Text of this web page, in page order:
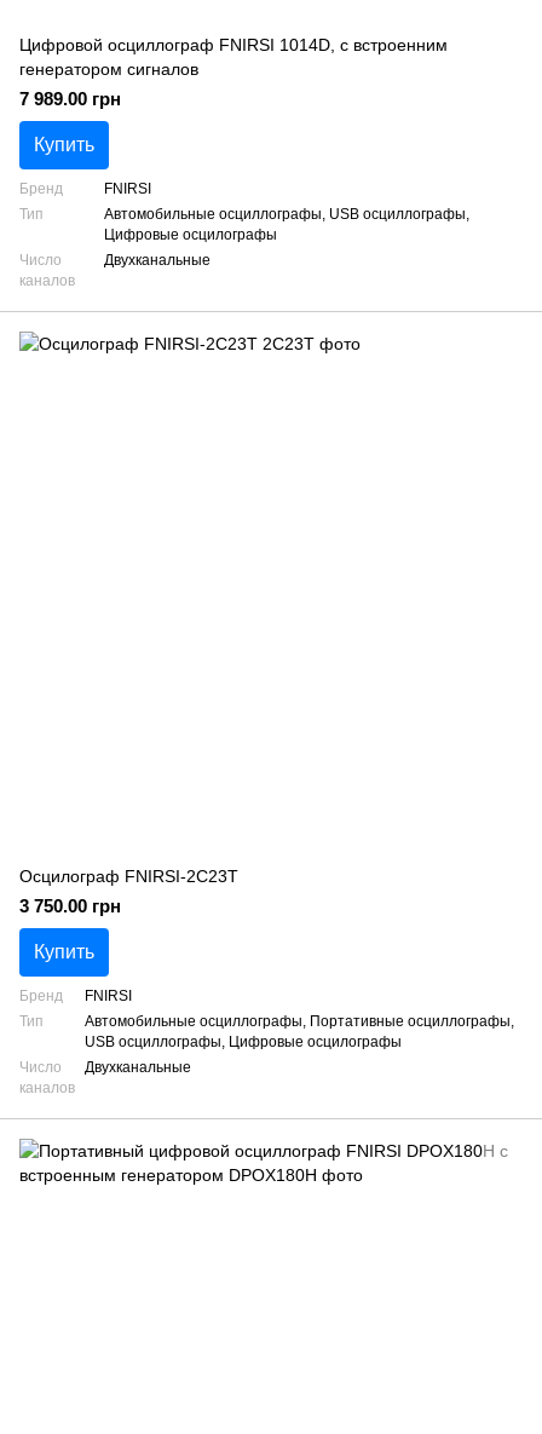
Цифровой осциллограф FNIRSI 1014D, с встроенним
генератором сигналов
7 989.00 грн
Купить
Бренд
FNIRSI
Тип
Автомобильные осциллографы, USB осциллографы,
Цифровые осцилографы
Число
каналов
Двухканальные
Осцилограф FNIRSI-2C23T
3 750.00 грн
Купить
Бренд
FNIRSI
Тип
Автомобильные осциллографы, Портативные осциллографы,
USB осциллографы, Цифровые осцилографы
Число
каналов
Двухканальные